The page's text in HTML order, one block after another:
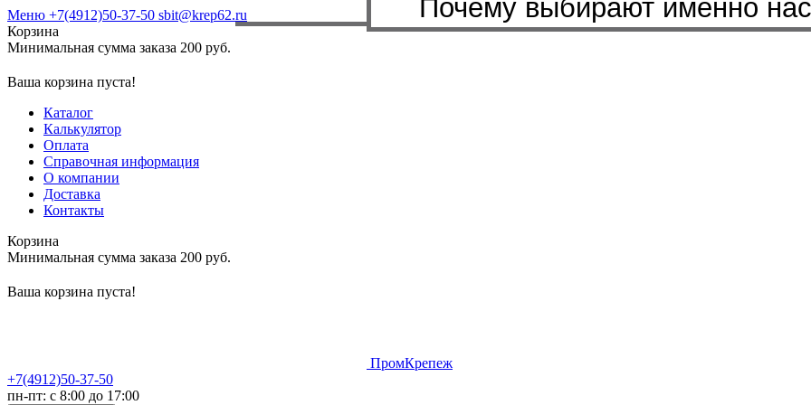
Меню +7(4912)50-37-50 sbit@krep62.ru
Корзина
Минимальная сумма заказа 200 руб.
Ваша корзина пуста!
Каталог
Калькулятор
Оплата
Справочная информация
О компании
Доставка
Контакты
Корзина
Минимальная сумма заказа 200 руб.
Ваша корзина пуста!
ПромКрепеж
+7(4912)50-37-50
пн-пт: с 8:00 до 17:00
Почему выбирают именно